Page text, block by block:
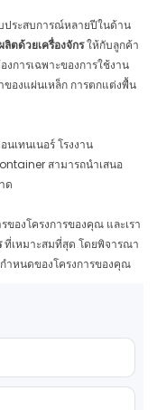
ประสบการณ์หลายปีในด้าน
ตด้วยเครื่องจักรให้กับลูกค้า
การเฉพาะของการใช้งาน
องแผ่นเหล็ก การตกแต่งพื้น
เทนเนอร์ โรงงาน
สามารถนำเสนอ
ด
ของโครงการของคุณ และเรา
ที่เหมาะสมที่สุด โดยพิจารณา
ำหนดของโครงการของคุณ